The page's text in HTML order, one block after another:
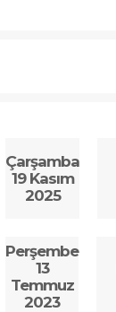
Çarşamba
19 Kasım
2025
Perşembe
13
Temmuz
2023